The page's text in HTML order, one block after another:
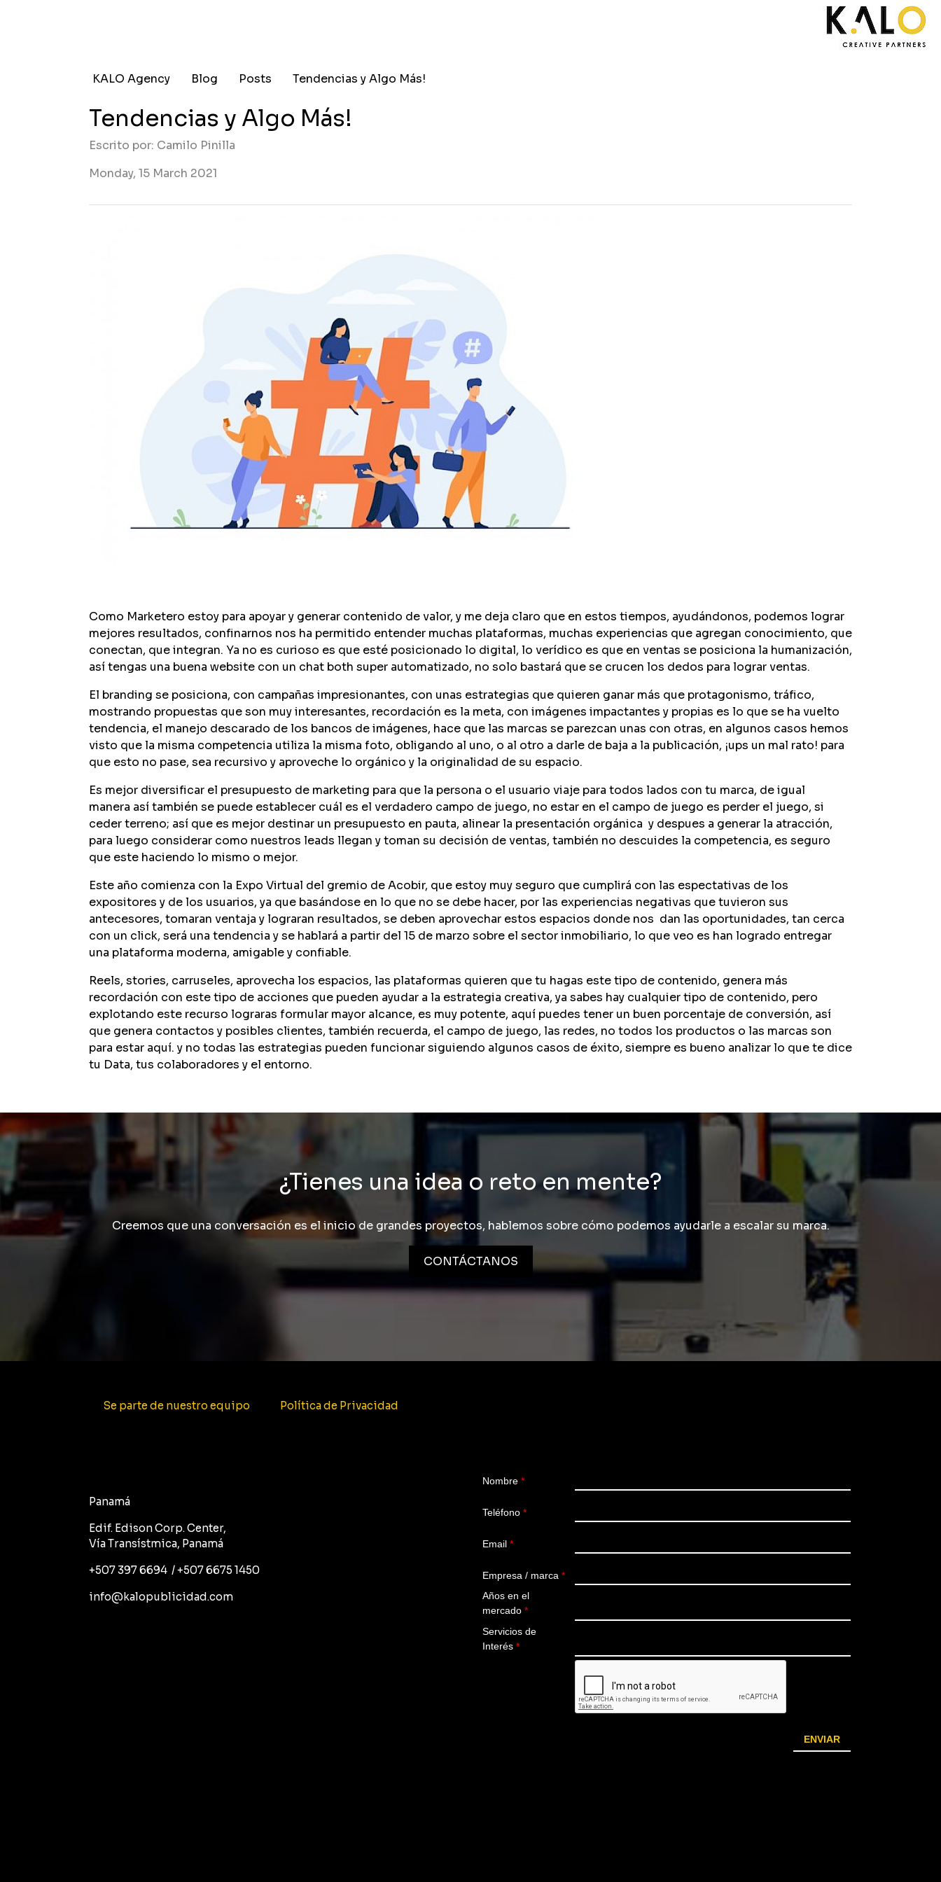
KALO Agency Blog Posts Tendencias y Algo Más!
Tendencias y Algo Más!
Escrito por: Camilo Pinilla
Monday, 15 March 2021
Como Marketero estoy para apoyar y generar contenido de valor, y me deja claro que en estos tiempos, ayudándonos, podemos lograr
mejores resultados, confinarnos nos ha permitido entender muchas plataformas, muchas experiencias que agregan conocimiento, que
conectan, que integran. Ya no es curioso es que esté posicionado lo digital, lo verídico es que en ventas se posiciona la humanización,
así tengas una buena website con un chat both super automatizado, no solo bastará que se crucen los dedos para lograr ventas.
El branding se posiciona, con campañas impresionantes, con unas estrategias que quieren ganar más que protagonismo, tráfico,
mostrando propuestas que son muy interesantes, recordación es la meta, con imágenes impactantes y propias es lo que se ha vuelto
tendencia, el manejo descarado de los bancos de imágenes, hace que las marcas se parezcan unas con otras, en algunos casos hemos
visto que la misma competencia utiliza la misma foto, obligando al uno, o al otro a darle de baja a la publicación, ¡ups un mal rato! para
que esto no pase, sea recursivo y aproveche lo orgánico y la originalidad de su espacio.
Es mejor diversificar el presupuesto de marketing para que la persona o el usuario viaje para todos lados con tu marca, de igual
manera así también se puede establecer cuál es el verdadero campo de juego, no estar en el campo de juego es perder el juego, si
ceder terreno; así que es mejor destinar un presupuesto en pauta, alinear la presentación orgánica y despues a generar la atracción,
para luego considerar como nuestros leads llegan y toman su decisión de ventas, también no descuides la competencia, es seguro
que este haciendo lo mismo o mejor.
Este año comienza con la Expo Virtual del gremio de Acobir, que estoy muy seguro que cumplirá con las espectativas de los
expositores y de los usuarios, ya que basándose en lo que no se debe hacer, por las experiencias negativas que tuvieron sus
antecesores, tomaran ventaja y lograran resultados, se deben aprovechar estos espacios donde nos dan las oportunidades, tan cerca
con un click, será una tendencia y se hablará a partir del 15 de marzo sobre el sector inmobiliario, lo que veo es han logrado entregar
una plataforma moderna, amigable y confiable.
Reels, stories, carruseles, aprovecha los espacios, las plataformas quieren que tu hagas este tipo de contenido, genera más
recordación con este tipo de acciones que pueden ayudar a la estrategia creativa, ya sabes hay cualquier tipo de contenido, pero
explotando este recurso lograras formular mayor alcance, es muy potente, aquí puedes tener un buen porcentaje de conversión, así
que genera contactos y posibles clientes, también recuerda, el campo de juego, las redes, no todos los productos o las marcas son
para estar aquí. y no todas las estrategias pueden funcionar siguiendo algunos casos de éxito, siempre es bueno analizar lo que te dice
tu Data, tus colaboradores y el entorno.
¿Tienes una idea o reto en mente?
Creemos que una conversación es el inicio de grandes proyectos, hablemos sobre cómo podemos ayudarle a escalar su marca.
CONTÁCTANOS
Se parte de nuestro equipo Política de Privacidad
Panamá
Edif. Edison Corp. Center,
Vía Transístmica, Panamá
+507 397 6694 / +507 6675 1450
info@kalopublicidad.com